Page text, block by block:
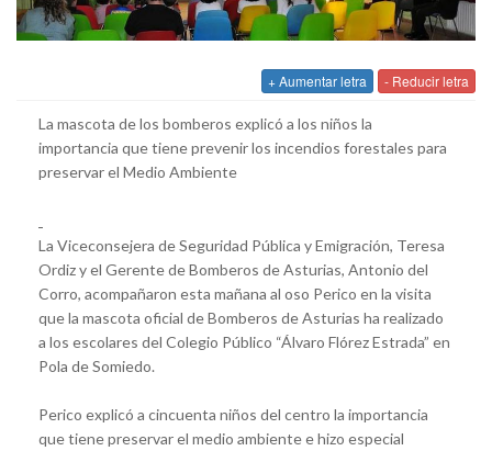
+ Aumentar letra - Reducir letra
La mascota de los bomberos explicó a los niños la
importancia que tiene prevenir los incendios forestales para
preservar el Medio Ambiente
La Viceconsejera de Seguridad Pública y Emigración, Teresa
Ordiz y el Gerente de Bomberos de Asturias, Antonio del
Corro, acompañaron esta mañana al oso Perico en la visita
que la mascota oficial de Bomberos de Asturias ha realizado
a los escolares del Colegio Público “Álvaro Flórez Estrada” en
Pola de Somiedo.
Perico explicó a cincuenta niños del centro la importancia
que tiene preservar el medio ambiente e hizo especial